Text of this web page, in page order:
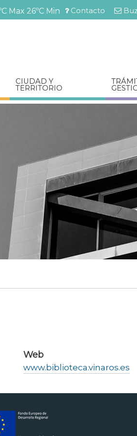
Pasar
al
Menú
Contacto
Max 26ºC Min
CIUDAD Y
TERRITORIO
Web
www.biblioteca.vinaros.es